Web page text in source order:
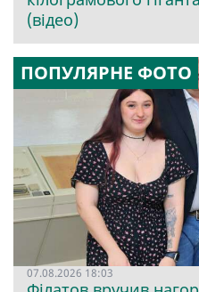
(відео)
ПОПУЛЯРНЕ ФОТО
07.08.2026 18:03